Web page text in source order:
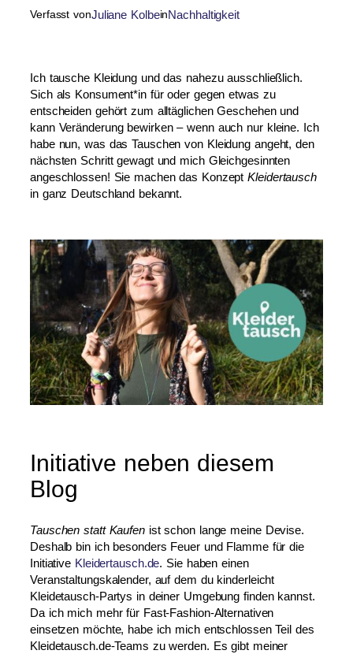
Verfasst vonJuliane KolbeinNachhaltigkeit
Ich tausche Kleidung und das nahezu ausschließlich.
Sich als Konsument*in für oder gegen etwas zu
entscheiden gehört zum alltäglichen Geschehen und
kann Veränderung bewirken – wenn auch nur kleine. Ich
habe nun, was das Tauschen von Kleidung angeht, den
nächsten Schritt gewagt und mich Gleichgesinnten
angeschlossen! Sie machen das KonzeptKleidertausch
in ganz Deutschland bekannt.
Initiative neben diesem
Blog
Tauschen statt Kaufen ist schon lange meine Devise.
Deshalb bin ich besonders Feuer und Flamme für die
Initiative Kleidertausch.de. Sie haben einen
Veranstaltungskalender, auf dem du kinderleicht
Kleidetausch-Partys in deiner Umgebung finden kannst.
Da ich mich mehr für Fast-Fashion-Alternativen
einsetzen möchte, habe ich mich entschlossen Teil des
Kleidetausch.de-Teams zu werden. Es gibt meiner